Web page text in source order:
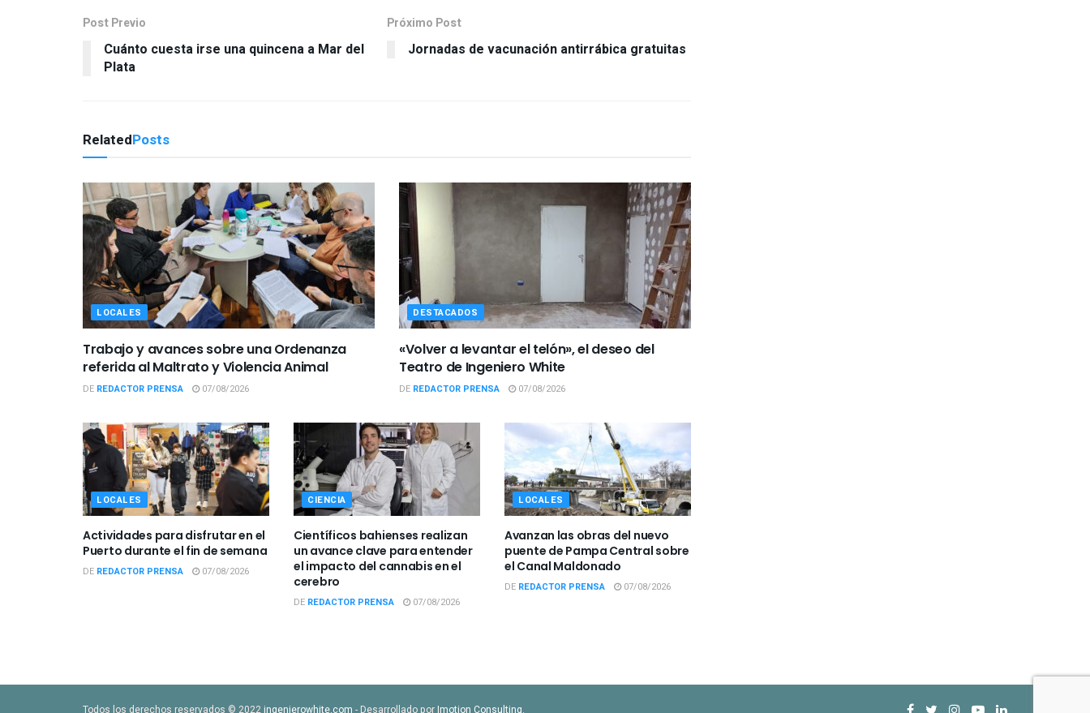
Post Previo
Cuánto cuesta irse una quincena a Mar del
Plata
Próximo Post
Jornadas de vacunación antirrábica gratuitas
RelatedPosts
LOCALES
Trabajo y avances sobre una Ordenanza
referida al Maltrato y Violencia Animal
DE REDACTOR PRENSA 07/08/2026
DESTACADOS
«Volver a levantar el telón», el deseo del
Teatro de Ingeniero White
DE REDACTOR PRENSA 07/08/2026
LOCALES
Actividades para disfrutar en el
Puerto durante el fin de semana
DE REDACTOR PRENSA 07/08/2026
CIENCIA
Científicos bahienses realizan
un avance clave para entender
el impacto del cannabis en el
cerebro
DE REDACTOR PRENSA 07/08/2026
LOCALES
Avanzan las obras del nuevo
puente de Pampa Central sobre
el Canal Maldonado
DE REDACTOR PRENSA 07/08/2026
Todos los derechos reservados © 2022ingenierowhite.com - Desarrollado porImotion Consulting.